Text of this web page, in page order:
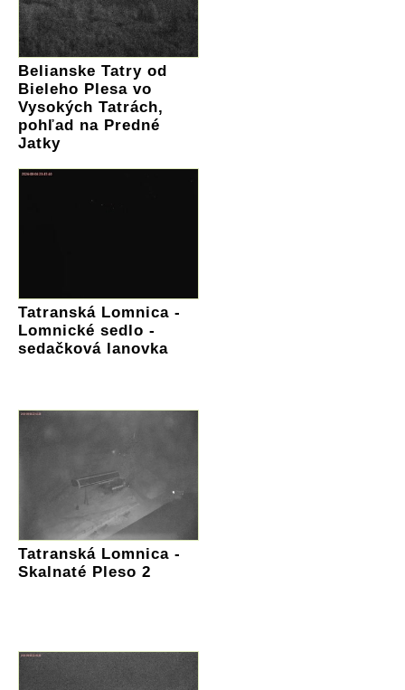
Belianske Tatry od
Bieleho Plesa vo
Vysokých Tatrách,
pohľad na Predné
Jatky
Tatranská Lomnica -
Lomnické sedlo -
sedačková lanovka
Tatranská Lomnica -
Skalnaté Pleso 2